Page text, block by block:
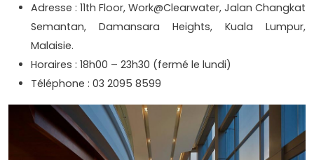
Adresse : 11th Floor, Work@Clearwater, Jalan Changkat
Semantan, Damansara Heights, Kuala Lumpur,
Malaisie.
Horaires : 18h00 – 23h30 (fermé le lundi)
Téléphone : 03 2095 8599